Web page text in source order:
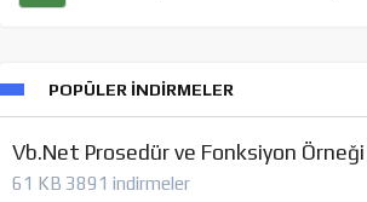
POPÜLER İNDIRMELER
Vb.Net Prosedür ve Fonksiyon Örneği
61 KB 3891 indirmeler